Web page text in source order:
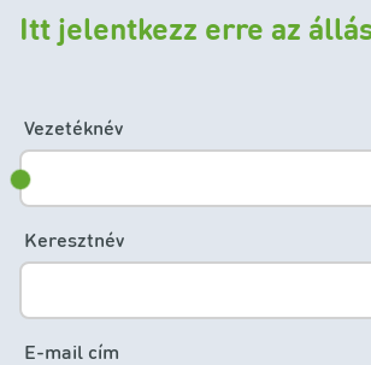
Itt jelentkezz erre az
Vezetéknév
Keresztnév
E-mail cím